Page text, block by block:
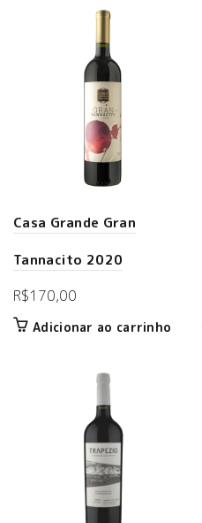
Casa Grande Gran
Tannacito 2020
R$170,00
Adicionar ao carrinho